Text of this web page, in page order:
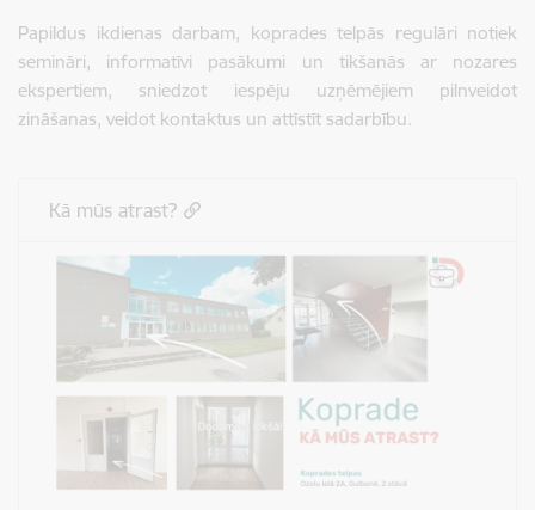
Papildus ikdienas darbam, koprades telpās regulāri notiek
semināri, informatīvi pasākumi un tikšanās ar nozares
ekspertiem, sniedzot iespēju uzņēmējiem pilnveidot
zināšanas, veidot kontaktus un attīstīt sadarbību.
Kā mūs atrast?